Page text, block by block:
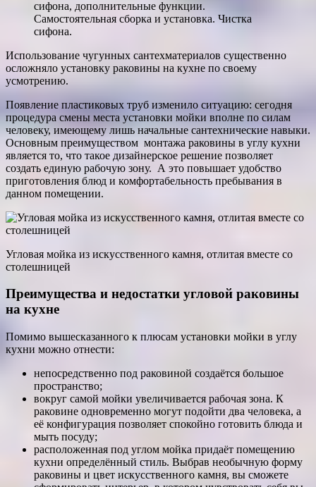
сифона, дополнительные функции.
Самостоятельная сборка и установка. Чистка
сифона.
Использование чугунных сантехматериалов существенно
осложняло установку раковины на кухне по своему
усмотрению.
Появление пластиковых труб изменило ситуацию: сегодня
процедура смены места установки мойки вполне по силам
человеку, имеющему лишь начальные сантехнические навыки.
Основным преимуществом монтажа раковины в углу кухни
является то, что такое дизайнерское решение позволяет
создать единую рабочую зону. А это повышает удобство
приготовления блюд и комфортабельность пребывания в
данном помещении.
Угловая мойка из искусственного камня, отлитая вместе со
столешницей
Преимущества и недостатки угловой раковины
на кухне
Помимо вышесказанного к плюсам установки мойки в углу
кухни можно отнести:
непосредственно под раковиной создаётся большое
пространство;
вокруг самой мойки увеличивается рабочая зона. К
раковине одновременно могут подойти два человека, а
её конфигурация позволяет спокойно готовить блюда и
мыть посуду;
расположенная под углом мойка придаёт помещению
кухни определённый стиль. Выбрав необычную форму
раковины и цвет искусственного камня, вы сможете